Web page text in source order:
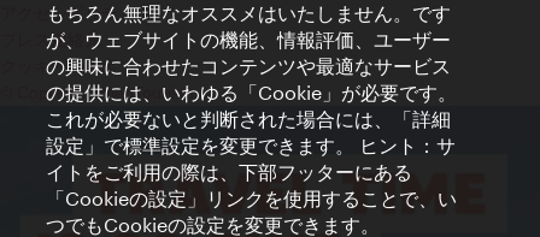
アクセシビリティ
プレス連絡先
クッキーの設定
© Copyright WienTourismus
もちろん無理なオススメはいたしません。です
が、ウェブサイトの機能、情報評価、ユーザー
の興味に合わせたコンテンツや最適なサービス
の提供には、いわゆる「Cookie」が必要です。
これが必要ないと判断された場合には、「詳細
設定」で標準設定を変更できます。 ヒント：サ
イトをご利用の際は、下部フッターにある
「Cookieの設定」リンクを使用することで、い
つでもCookieの設定を変更できます。